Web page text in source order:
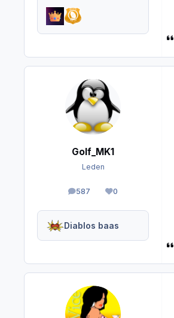
Golf_MK1
Leden
587
berichten0
Reputation
Diablos baas